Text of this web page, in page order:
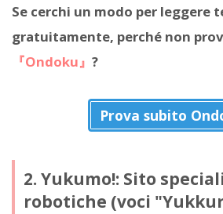
Se cerchi un modo per leggere
gratuitamente, perché non
『Ondoku』 ?
Prova subito
2. Yukumo!: Sito
robotiche (voci